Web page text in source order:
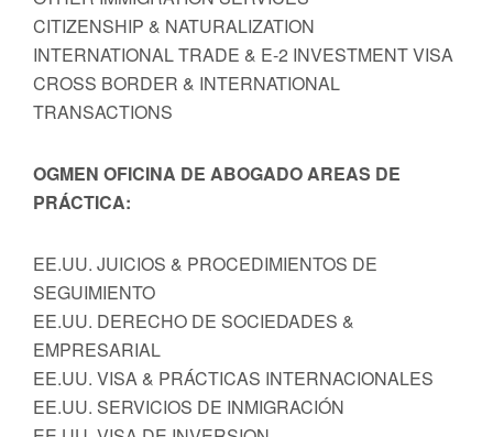
CITIZENSHIP & NATURALIZATION
INTERNATIONAL TRADE & E-2 INVESTMENT VISA
CROSS BORDER & INTERNATIONAL
TRANSACTIONS
OGMEN OFICINA DE ABOGADO AREAS DE
PRÁCTICA:
EE.UU. JUICIOS & PROCEDIMIENTOS DE
SEGUIMIENTO
EE.UU. DERECHO DE SOCIEDADES &
EMPRESARIAL
EE.UU. VISA & PRÁCTICAS INTERNACIONALES
EE.UU. SERVICIOS DE INMIGRACIÓN